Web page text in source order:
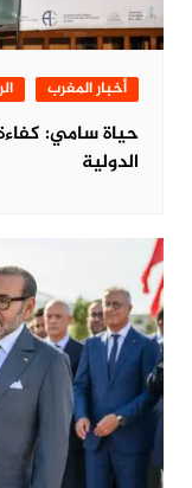
أخبار المغرب
حياة سامي: كفاءة
الدولية